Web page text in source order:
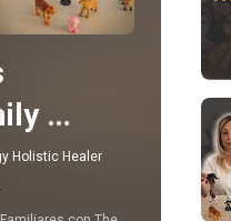
IN
Holistic Healer